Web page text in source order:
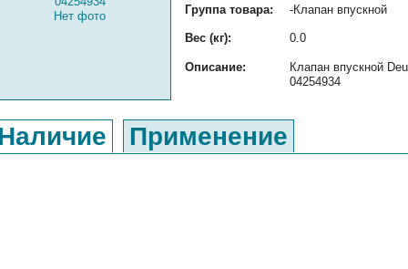
Нет фото
Группа товара: -Клапан впускной
Вес (кг): 0.0
Описание:
Клапан впускной
04254934
Применение